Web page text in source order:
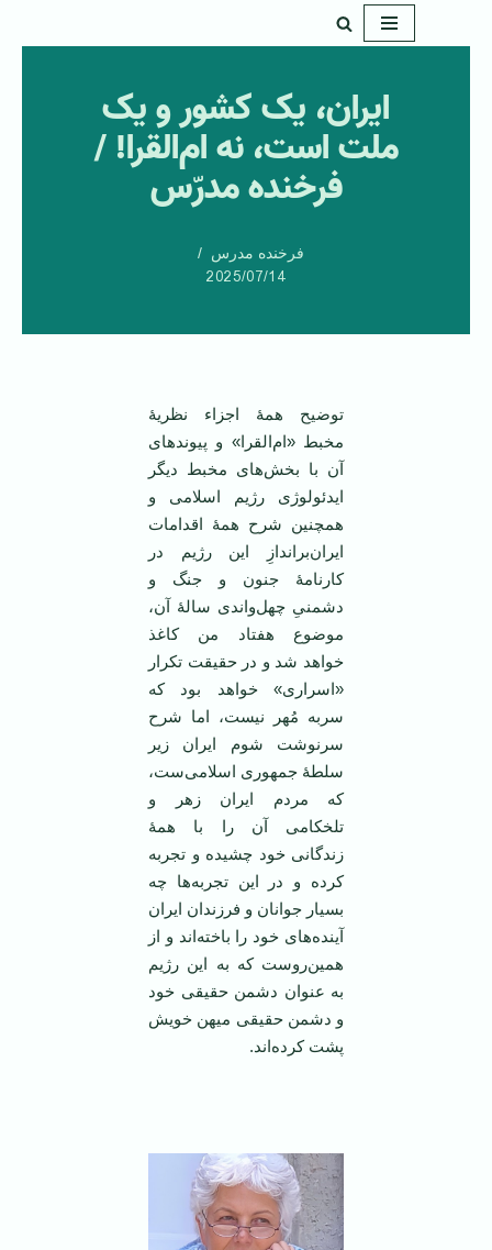
ایران، یک کشور و یک
ملت است، نه ام‌القرا! /
فرخنده مدرّس
فرخنده مدرس
2025/07/14
توضیح همۀ اجزاء نظریۀ
مخبط «ام‌القرا» و پیوندهای
آن با بخش‌های مخبط دیگر
ایدئولوژی رژیم اسلامی و
همچنین شرح همۀ اقدامات
ایران‌براندازِ این رژیم در
کارنامۀ جنون و جنگ و
دشمنیِ چهل‌واندی سالۀ آن،
موضوع هفتاد من کاغذ
خواهد شد و در حقیقت تکرار
«اسراری» خواهد بود که
سربه مُهر نیست، اما شرح
سرنوشت شوم ایران زیر
سلطۀ جمهوری اسلامی‌ست،
که مردم ایران زهر و
تلخکامی آن را با همۀ
زندگانی خود چشیده و تجربه
کرده و در این تجربه‌ها چه
بسیار جوانان و فرزندان ایران
آینده‌های خود را باخته‌اند و از
همین‌روست که به این رژیم
به عنوان دشمن حقیقی خود
و دشمن حقیقی میهن خویش‌
پشت کرده‌اند.